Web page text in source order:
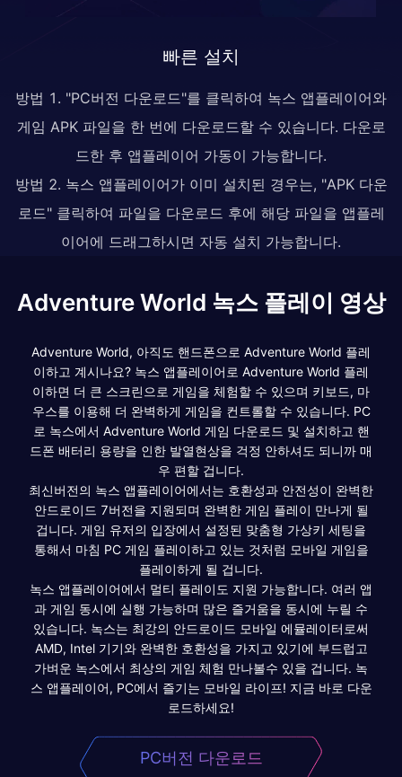
빠른 설치
방법 1. "PC버전 다운로드"를 클릭하여 녹스 앱플레이어와
게임 APK 파일을 한 번에 다운로드할 수 있습니다. 다운로
드한 후 앱플레이어 가동이 가능합니다.
방법 2. 녹스 앱플레이어가 이미 설치된 경우는, "APK 다운
로드" 클릭하여 파일을 다운로드 후에 해당 파일을 앱플레
이어에 드래그하시면 자동 설치 가능합니다.
Adventure World 녹스 플레이 영상
Adventure World, 아직도 핸드폰으로 Adventure World 플레
이하고 계시나요? 녹스 앱플레이어로 Adventure World 플레
이하면 더 큰 스크린으로 게임을 체험할 수 있으며 키보드, 마
우스를 이용해 더 완벽하게 게임을 컨트롤할 수 있습니다. PC
로 녹스에서 Adventure World 게임 다운로드 및 설치하고 핸
드폰 배터리 용량을 인한 발열현상을 걱정 안하셔도 되니까 매
우 편할 겁니다.
최신버전의 녹스 앱플레이어에서는 호환성과 안전성이 완벽한
안드로이드 7버전을 지원되며 완벽한 게임 플레이 만나게 될
겁니다. 게임 유저의 입장에서 설정된 맞춤형 가상키 세팅을
통해서 마침 PC 게임 플레이하고 있는 것처럼 모바일 게임을
플레이하게 될 겁니다.
녹스 앱플레이어에서 멀티 플레이도 지원 가능합니다. 여러 앱
과 게임 동시에 실행 가능하며 많은 즐거움을 동시에 누릴 수
있습니다. 녹스는 최강의 안드로이드 모바일 에뮬레이터로써
AMD, Intel 기기와 완벽한 호환성을 가지고 있기에 부드럽고
가벼운 녹스에서 최상의 게임 체험 만나볼수 있을 겁니다. 녹
스 앱플레이어, PC에서 즐기는 모바일 라이프! 지금 바로 다운
로드하세요!
PC버전 다운로드